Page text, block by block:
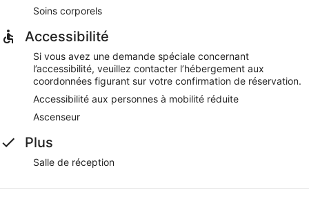
Soins corporels
Accessibilité
Si vous avez une demande spéciale concernant
l’accessibilité, veuillez contacter l’hébergement aux
coordonnées figurant sur votre confirmation de réservation.
Accessibilité aux personnes à mobilité réduite
Ascenseur
Plus
Salle de réception